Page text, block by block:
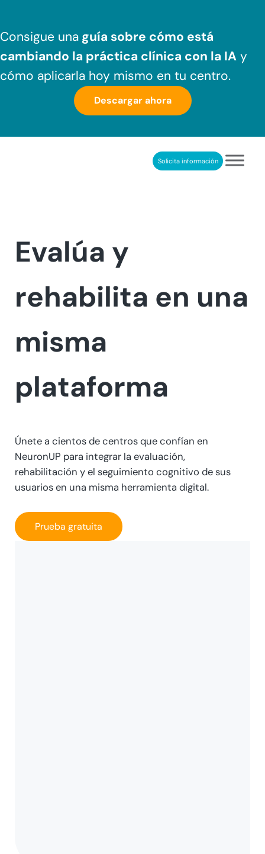
Consigue una guía sobre cómo está
cambiando la práctica clínica con la IA y
cómo aplicarla hoy mismo en tu centro.
Descargar ahora
REHABILITACIÓN COGNITIVA PROFESIONALSolicita información
Evalúa y
rehabilita en una
misma
plataforma
Únete a cientos de centros que confían en
NeuronUP para integrar la evaluación,
rehabilitación y el seguimiento cognitivo de sus
usuarios en una misma herramienta digital.
Prueba gratuita